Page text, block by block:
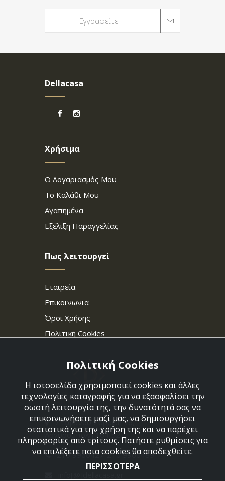
Dellacasa
Χρήσιμα
Ο Λογαριασμός Μου
Το Καλάθι Μου
Αγαπημένα
Εξέλιξη Παραγγελίας
Πως λειτουργεί
Εταιρεία
Επικοινωνια
Όροι Χρήσης
Πολιτική Cookies
Στεφάνου Σαράφη 36,
Αργυρούπολη 164 52
210 9960427-210 9960489
Πολιτική Cookies
Η ιστοσελίδα χρησιμοποιεί cookies και άλλες
τεχνολογίες καταγραφής για να εξασφαλίσει την
σωστή λειτουργία της, την δυνατότητά σας να
επικοινωνήσετε μαζί μας, να δημιουργήσει
στατιστικά για την χρήση της και να παρέχει
πληροφορίες από τρίτους. Πατήστε ρυθμίσεις για
να επιλέξετε ποια cookies θα αποδεχθείτε.
ΠΕΡΙΣΣΟΤΕΡΑ